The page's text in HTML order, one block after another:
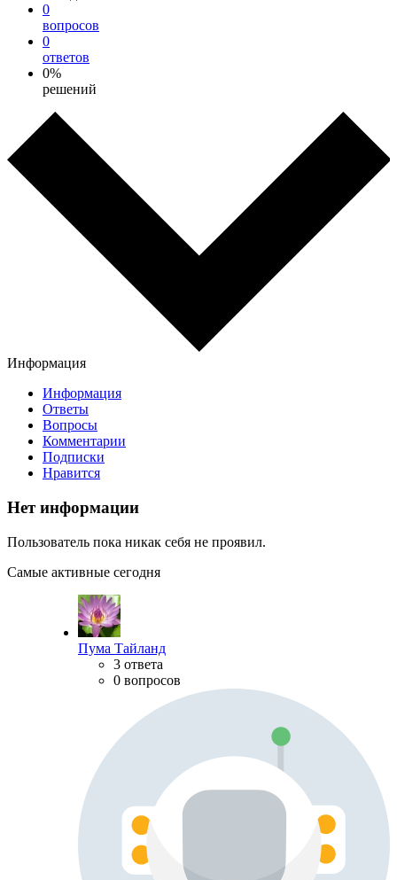
0
вопросов
0
ответов
0%
решений
Информация
Информация
Ответы
Вопросы
Комментарии
Подписки
Нравится
Нет информации
Пользователь пока никак себя не проявил.
Самые активные сегодня
Пума Тайланд
3 ответа
0 вопросов